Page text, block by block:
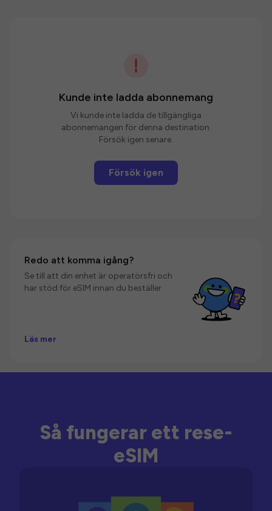
Kunde inte ladda abonnemang
Vi kunde inte ladda de tillgängliga
abonnemangen för denna destination.
Försök igen senare.
Försök igen
Redo att komma igång?
Se till att din enhet är operatörsfri och
har stöd för eSIM innan du beställer.
Läs mer
Så fungerar ett rese-
eSIM